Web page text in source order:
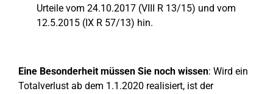
Urteile vom 24.10.2017 (VIII R 13/15) und vom
12.5.2015 (IX R 57/13) hin.
Eine Besonderheit müssen Sie noch wissen: Wird ein
Totalverlust ab dem 1.1.2020 realisiert, ist der